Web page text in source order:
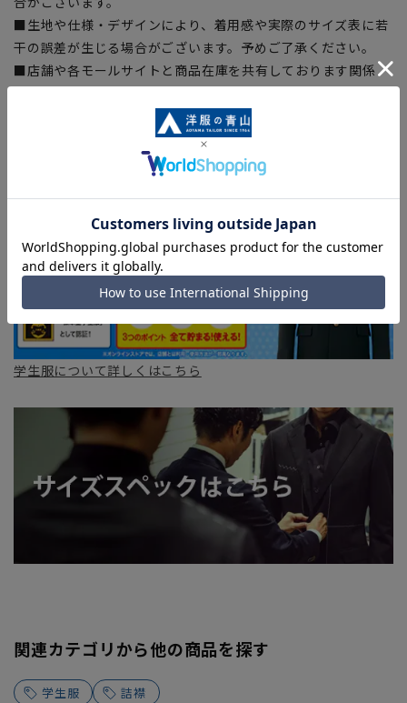
■生地や仕様・デザインにより、着用感や実際のサイズ表に若
干の誤差が生じる場合がございます。予めご了承ください。
■店舗や各モールサイトと商品在庫を共有しております関係
上、ご注文いただいたタイミングにより欠品が発生し、ご注文
を完了できない場合がございます。予めご了承ください。(お
急ぎ発送のご注文につきましても、ご注文のタイミングによっ
てはお急ぎ発送サービスを選択できない場合がございます。)
学生服について詳しくはこちら
関連カテゴリから他の商品を探す
学生服 詰襟